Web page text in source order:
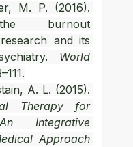
M. P. (2016).
the burnout
and its
World
Therapy for
Integrative
Approach